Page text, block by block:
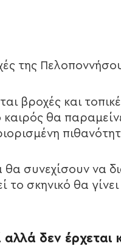
της
βροχές και
θα
συνεχίσουν να
σκηνικό θα γίνει
δεν έρχεται